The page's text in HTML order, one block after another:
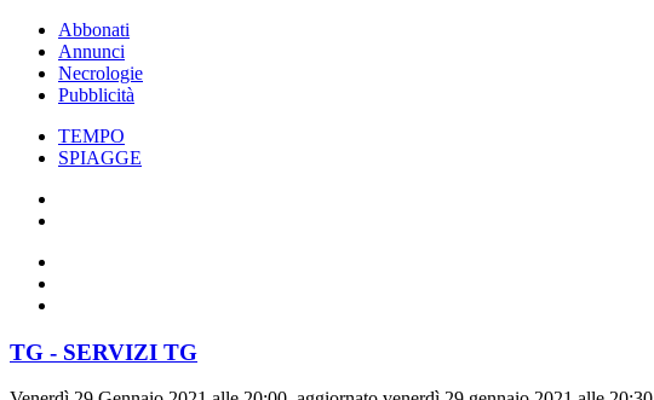
Abbonati
Annunci
Necrologie
Pubblicità
TEMPO
SPIAGGE
TG - SERVIZI TG